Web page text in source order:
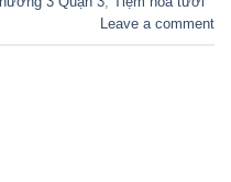
Leave a comment